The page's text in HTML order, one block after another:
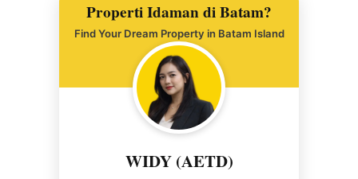
Properti Idaman di Batam?
Find Your Dream Property in Batam Island
WIDY (AETD)